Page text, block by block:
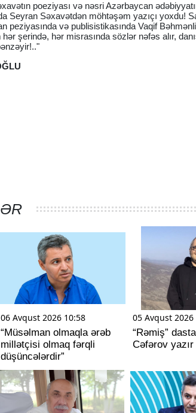
poeziyası və nəsri Azərbaycan
Seyran Səxavətdən möhtəşəm yazıçı yoxdu!
peziyasında və publisistikasında Vaqif
hər şerində, hər misrasında sözlər nəfəs alır,
06 Avqust 2026 10:58
“Müsəlman olmaqla ərəb
millətçisi olmaq fərqli
düşüncələrdir”
05 Avqust 2026
“Rəmiş”
Cəfərov yazır